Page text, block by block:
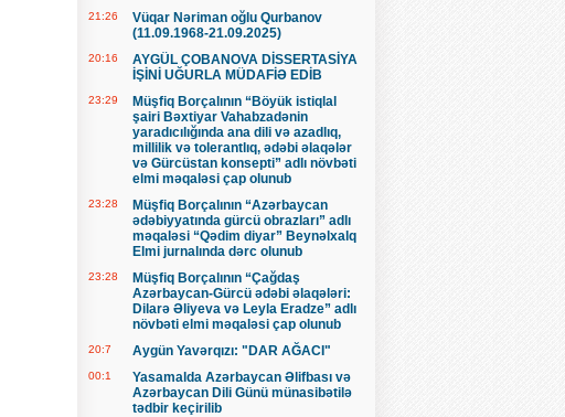
21:26
Vüqar Nəriman oğlu Qurbanov
(11.09.1968-21.09.2025)
20:16
AYGÜL ÇOBANOVA DİSSERTASİYA
İŞİNİ UĞURLA MÜDAFİƏ EDİB
23:29
Müşfiq Borçalının “Böyük istiqlal
şairi Bəxtiyar Vahabzadənin
yaradıcılığında ana dili və azadlıq,
millilik və tolerantlıq, ədəbi əlaqələr
və Gürcüstan konsepti” adlı növbəti
elmi məqaləsi çap olunub
23:28
Müşfiq Borçalının “Azərbaycan
ədəbiyyatında gürcü obrazları” adlı
məqaləsi “Qədim diyar” Beynəlxalq
Elmi jurnalında dərc olunub
23:28
Müşfiq Borçalının “Çağdaş
Azərbaycan-Gürcü ədəbi əlaqələri:
Dilarə Əliyeva və Leyla Eradze” adlı
növbəti elmi məqaləsi çap olunub
20:7 Aygün Yavərqızı: "DAR AĞACI"
00:1
Yasamalda Azərbaycan Əlifbası və
Azərbaycan Dili Günü münasibətilə
tədbir keçirilib